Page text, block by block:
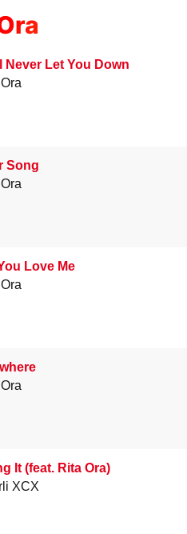
Never Let You Down
Song
Love Me
It (feat. Rita Ora)
XCX